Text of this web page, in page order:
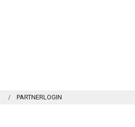
PARTNERLOGIN